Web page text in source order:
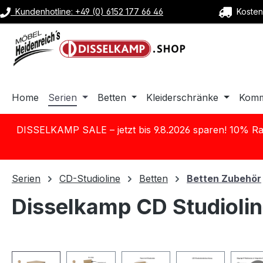
Hauptinhalt springen
Zur Suche springen
Zur Hauptnavigation springen
Kundenhotline: +49 (0) 6152 177 66 46
Home Serien Betten Kleiderschränke
DISSELKAMP SALE – jetzt bis 9.8.2026 sparen! 10%
Serien CD-Studioline Betten Betten Zubehör
Disselkamp CD
Bildergalerie überspringen